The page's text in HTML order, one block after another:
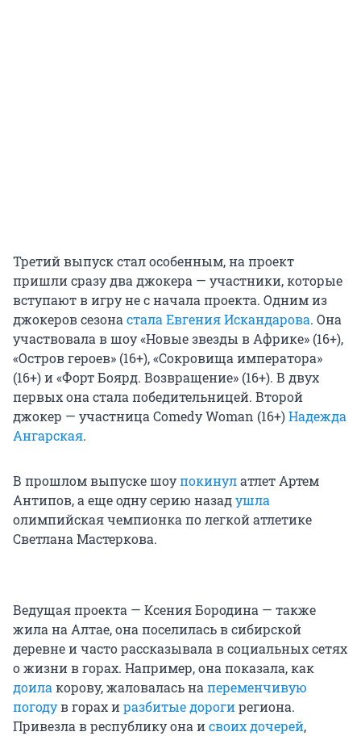
Третий выпуск стал особенным, на проект
пришли сразу два джокера — участники, которые
вступают в игру не с начала проекта. Одним из
джокеров сезона стала Евгения Искандарова. Она
участвовала в шоу «Новые звезды в Африке» (16+),
«Остров героев» (16+), «Сокровища императора»
(16+) и «Форт Боярд. Возвращение» (16+). В двух
первых она стала победительницей. Второй
джокер — участница Comedy Woman (16+)Надежда
Ангарская.
В прошлом выпуске шоупокинулатлет Артем
Антипов, а еще одну серию назадушла
олимпийская чемпионка по легкой атлетике
Светлана Мастеркова.
Ведущая проекта — Ксения Бородина — также
жила на Алтае, она поселилась в сибирской
деревне и часто рассказывала в социальных сетях
о жизни в горах. Например, она показала, как
доила корову, жаловалась на переменчивую
погодув горах иразбитые дорогирегиона.
Привезла в республику она исвоих дочерей,